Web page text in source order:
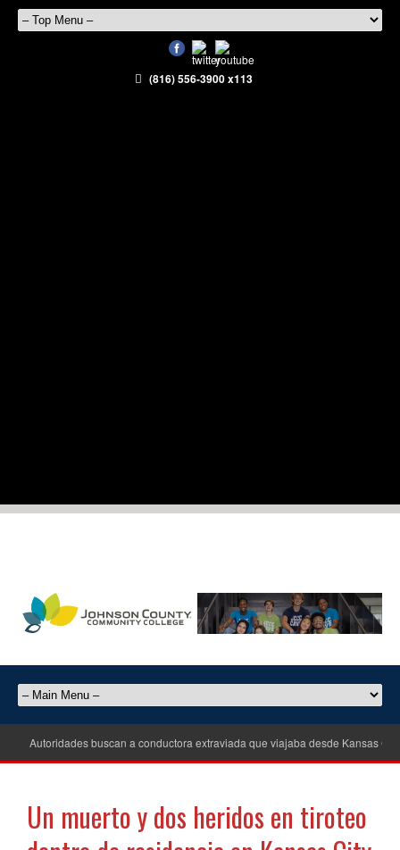
(816) 556-3900 x113
Autoridades buscan a conductora extraviada que viajaba desde Kansas City
Un muerto y dos heridos en tiroteo